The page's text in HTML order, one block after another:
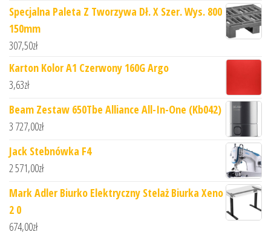
Specjalna Paleta Z Tworzywa Dł. X Szer. Wys. 800
150mm
307,50zł
Karton Kolor A1 Czerwony 160G Argo
3,63zł
Beam Zestaw 650Tbe Alliance All-In-One (Kb042)
3 727,00zł
Jack Stebnówka F4
2 571,00zł
Mark Adler Biurko Elektryczny Stelaż Biurka Xeno
2 0
674,00zł